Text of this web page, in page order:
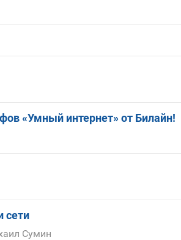
«Умный интернет» от Билайн!
сети
Сумин